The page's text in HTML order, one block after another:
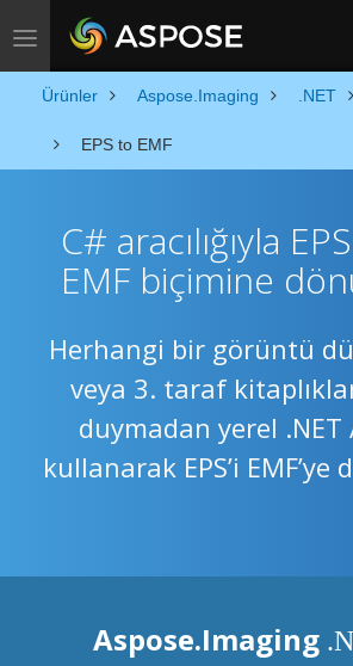
Toggle navigation
Ürünler Aspose.Imaging .NET
EPS to EMF
C# aracılığıyla
EMF biçimine
Herhangi bir görüntü
veya 3. taraf
duymadan yerel .NET
kullanarak EPS’i
Aspose.Imaging